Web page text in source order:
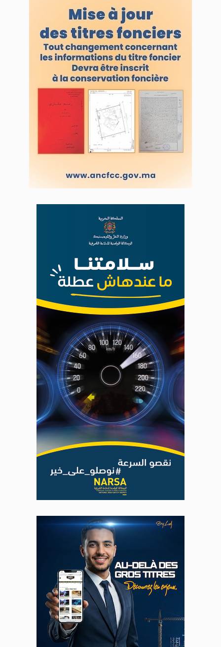
A propos de L'ODJ
VOS CONTRIBUTIONS
Proposer votre article
LODJ VIDÉO
L'ODJ LIVE TV
LODJ AUDIO
WEB RADIO R212
Copyright © 2022 Groupe de presse Arrissala
Ce site utilise Google Analytics. En continuant à naviguer, vous nous
autorisez à déposer un cookie à des fins de mesure d'audience